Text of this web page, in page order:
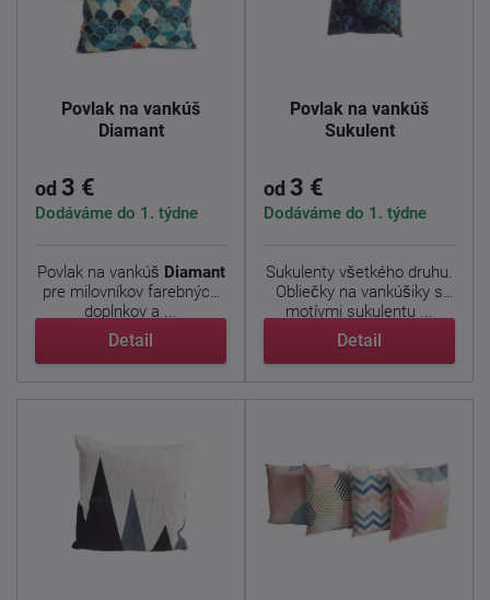
Povlak na vankúš
Diamant
od 3 €
Dodáváme do 1. týdne
Povlak na vankúš Diamant
pre milovníkov farebných
doplnkov a ...
Detail
Povlak na vankúš
Sukulent
od 3 €
Dodáváme do 1. týdne
Sukulenty všetkého druhu.
Obliečky na vankúšiky s
motívmi sukulentu ...
Detail